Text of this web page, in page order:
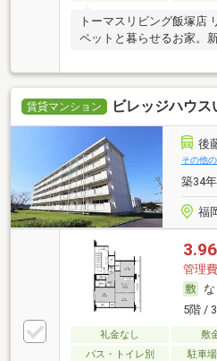
トーマスリビング飯塚店
ペットと暮らせるお家。
賃貸マンション ビレッジハウ
後
その他
築34
福
3.96
管理
な
5階 /
礼金なし 敷
バス・トイレ別
駐車